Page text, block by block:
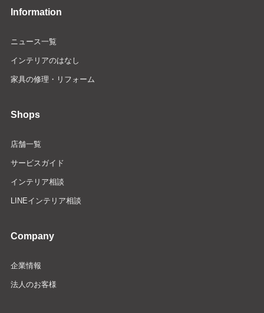
Information
ニュース一覧
インテリアのはなし
家具の修理・リフォーム
Shops
店舗一覧
サービスガイド
インテリア相談
LINEインテリア相談
Company
企業情報
法人のお客様